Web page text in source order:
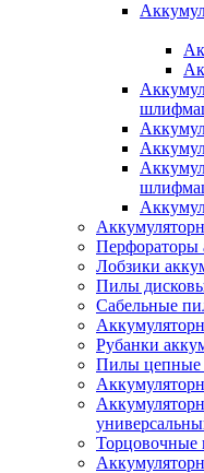
Перфораторы
Лобзики
Пилы
Сабельные
Рубанки
Пилы цепные
Торцовочные